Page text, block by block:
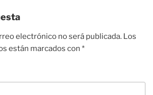
electrónico no será publicada. Los
están marcados con *